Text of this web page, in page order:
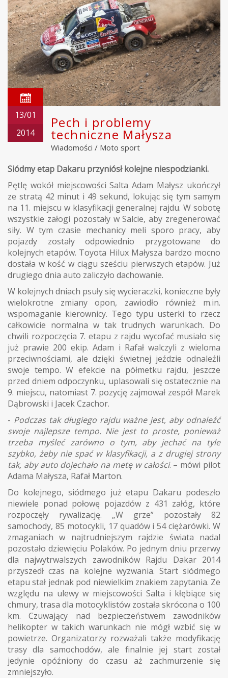
13/01
2014
Pech i problemy
techniczne Małysza
Wiadomości / Moto sport
Siódmy etap Dakaru przyniósł kolejne niespodzianki.
Pętlę wokół miejscowości Salta Adam Małysz ukończył
ze stratą 42 minut i 49 sekund, lokując się tym samym
na 11. miejscu w klasyfikacji generalnej rajdu. W sobotę
wszystkie załogi pozostały w Salcie, aby zregenerować
siły. W tym czasie mechanicy meli sporo pracy, aby
pojazdy zostały odpowiednio przygotowane do
kolejnych etapów. Toyota Hilux Małysza bardzo mocno
dostała w kość w ciągu sześciu pierwszych etapów. Już
drugiego dnia auto zaliczyło dachowanie.
W kolejnych dniach psuły się wycieraczki, konieczne były
wielokrotne zmiany opon, zawiodło również m.in.
wspomaganie kierownicy. Tego typu usterki to rzecz
całkowicie normalna w tak trudnych warunkach. Do
chwili rozpoczęcia 7. etapu z rajdu wycofać musiało się
już prawie 200 ekip. Adam i Rafał walczyli z wieloma
przeciwnościami, ale dzięki świetnej jeździe odnaleźli
swoje tempo. W efekcie na półmetku rajdu, jeszcze
przed dniem odpoczynku, uplasowali się ostatecznie na
9. miejscu, natomiast 7. pozycję zajmował zespół Marek
Dąbrowski i Jacek Czachor.
- Podczas tak długiego rajdu ważne jest, aby odnaleźć
swoje najlepsze tempo. Nie jest to proste, ponieważ
trzeba myśleć zarówno o tym, aby jechać na tyle
szybko, żeby nie spać w klasyfikacji, a z drugiej strony
tak, aby auto dojechało na metę w całości. – mówi pilot
Adama Małysza, Rafał Marton.
Do kolejnego, siódmego już etapu Dakaru podeszło
niewiele ponad połowę pojazdów z 431 załóg, które
rozpoczęły rywalizację. „W grze” pozostały 82
samochody, 85 motocykli, 17 quadów i 54 ciężarówki. W
zmaganiach w najtrudniejszym rajdzie świata nadal
pozostało dziewięciu Polaków. Po jednym dniu przerwy
dla najwytrwalszych zawodników Rajdu Dakar 2014
przyszedł czas na kolejne wyzwania. Start siódmego
etapu stał jednak pod niewielkim znakiem zapytania. Ze
względu na ulewy w miejscowości Salta i kłębiące się
chmury, trasa dla motocyklistów została skrócona o 100
km. Czuwający nad bezpieczeństwem zawodników
helikopter w takich warunkach nie mógł wzbić się w
powietrze. Organizatorzy rozważali także modyfikację
trasy dla samochodów, ale finalnie jej start został
jedynie opóźniony do czasu aż zachmurzenie się
zmniejszyło.